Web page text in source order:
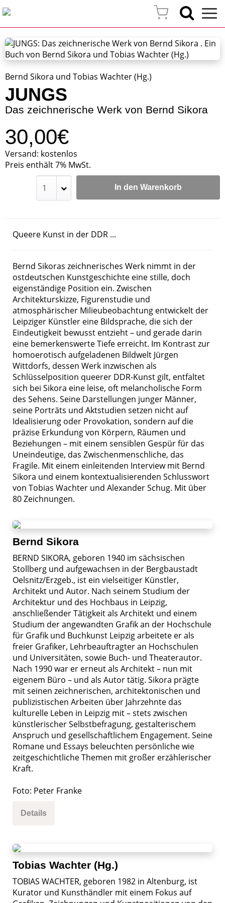
Bernd Sikora und Tobias Wachter (Hg.)
JUNGS
Das zeichnerische Werk von Bernd Sikora
30,00€
Versand: kostenlos
Preis enthält 7% MwSt.
In den Warenkorb
Queere Kunst in der DDR ...
Bernd Sikoras zeichnerisches Werk nimmt in der
ostdeutschen Kunstgeschichte eine stille, doch
eigenständige Position ein. Zwischen
Architekturskizze, Figurenstudie und
atmosphärischer Milieubeobachtung entwickelt der
Leipziger Künstler eine Bildsprache, die sich der
Eindeutigkeit bewusst entzieht – und gerade darin
eine bemerkenswerte Tiefe erreicht. Im Kontrast zur
homoerotisch aufgeladenen Bildwelt Jürgen
Wittdorfs, dessen Werk inzwischen als
Schlüsselposition queerer DDR-Kunst gilt, entfaltet
sich bei Sikora eine leise, oft melancholische Form
des Sehens. Seine Darstellungen junger Männer,
seine Porträts und Aktstudien setzen nicht auf
Idealisierung oder Provokation, sondern auf die
präzise Erkundung von Körpern, Räumen und
Beziehungen – mit einem sensiblen Gespür für das
Uneindeutige, das Zwischenmenschliche, das
Fragile. Mit einem einleitenden Interview mit Bernd
Sikora und einem kontextualisierenden Schlusswort
von Tobias Wachter und Alexander Schug. Mit über
80 Zeichnungen.
Bernd Sikora
BERND SIKORA, geboren 1940 im sächsischen
Stollberg und aufgewachsen in der Bergbaustadt
Oelsnitz/Erzgeb., ist ein vielseitiger Künstler,
Architekt und Autor. Nach seinem Studium der
Architektur und des Hochbaus in Leipzig,
anschließender Tätigkeit als Architekt und einem
Studium der angewandten Grafik an der Hochschule
für Grafik und Buchkunst Leipzig arbeitete er als
freier Grafiker, Lehrbeauftragter an Hochschulen
und Universitäten, sowie Buch- und Theaterautor.
Nach 1990 war er erneut als Architekt – nun mit
eigenem Büro – und als Autor tätig. Sikora prägte
mit seinen zeichnerischen, architektonischen und
publizistischen Arbeiten über Jahrzehnte das
kulturelle Leben in Leipzig mit – stets zwischen
künstlerischer Selbstbefragung, gestalterischem
Anspruch und gesellschaftlichem Engagement. Seine
Romane und Essays beleuchten persönliche wie
zeitgeschichtliche Themen mit großer erzählerischer
Kraft.
Foto: Peter Franke
Details
Tobias Wachter (Hg.)
TOBIAS WACHTER, geboren 1982 in Altenburg, ist
Kurator und Kunsthändler mit einem Fokus auf